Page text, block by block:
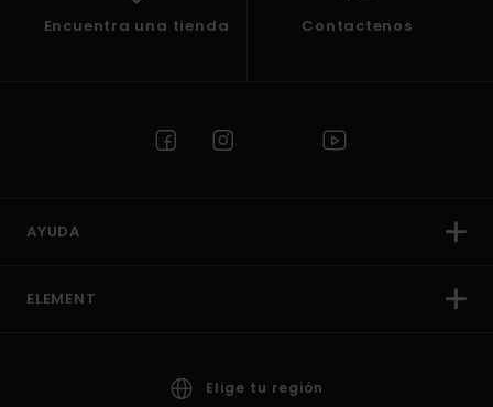
Encuentra una tienda Contactenos
AYUDA
ELEMENT
Elige tu región